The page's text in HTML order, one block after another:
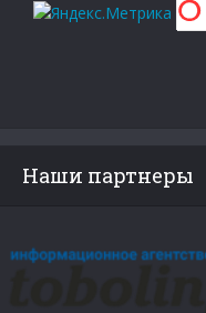
Наши партнеры